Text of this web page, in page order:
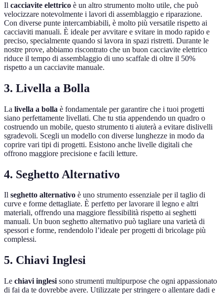
Il cacciavite elettrico è un altro strumento molto utile, che può
velocizzare notevolmente i lavori di assemblaggio e riparazione.
Con diverse punte intercambiabili, è molto più versatile rispetto ai
cacciaviti manuali. È ideale per avvitare e svitare in modo rapido e
preciso, specialmente quando si lavora in spazi ristretti. Durante le
nostre prove, abbiamo riscontrato che un buon cacciavite elettrico
riduce il tempo di assemblaggio di uno scaffale di oltre il 50%
rispetto a un cacciavite manuale.
3. Livella a Bolla
La livella a bolla è fondamentale per garantire che i tuoi progetti
siano perfettamente livellati. Che tu stia appendendo un quadro o
costruendo un mobile, questo strumento ti aiuterà a evitare dislivelli
sgradevoli. Scegli un modello con diverse lunghezze in modo da
coprire vari tipi di progetti. Esistono anche livelle digitali che
offrono maggiore precisione e facili letture.
4. Seghetto Alternativo
Il seghetto alternativo è uno strumento essenziale per il taglio di
curve e forme dettagliate. È perfetto per lavorare il legno e altri
materiali, offrendo una maggiore flessibilità rispetto ai seghetti
manuali. Un buon seghetto alternativo può tagliare una varietà di
spessori e forme, rendendolo l’ideale per progetti di bricolage più
complessi.
5. Chiavi Inglesi
Le chiavi inglesi sono strumenti multipurpose che ogni appassionato
di fai da te dovrebbe avere. Utilizzate per stringere o allentare dadi e